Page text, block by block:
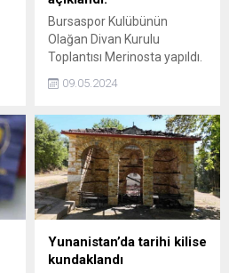
Bursaspor Kulübünün
Olağan Divan Kurulu
Toplantısı Merinosta yapıldı.
Büyükşehir Belediye
kenetlenme çağrısında
bulundu.
09.05.2024
Yunanistan’da tarihi kilise
kundaklandı